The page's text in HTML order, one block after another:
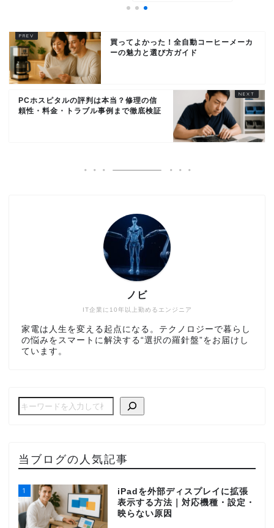
買ってよかった！全自動コーヒーメーカ
ーの魅力と選び方ガイド
PCホスピタルの評判は本当？修理の信
頼性・料金・トラブル事例まで徹底検証
IT企業に10年以上勤めるエンジニア
ノビ
家電は人生を変える起点になる。テクノロジーで暮らし
の悩みをスマートに解決する“選択の羅針盤”をお届けし
ています。
当ブログの人気記事
1
iPadを外部ディスプレイに拡張
表示する方法｜対応機種・設定・
映らない原因